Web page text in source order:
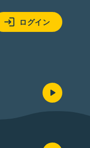
ログイン